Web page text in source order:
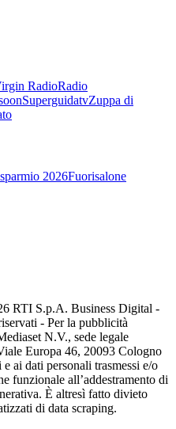
RadioRadio
SuperguidatvZuppa di
2026Fuorisalone
RTI S.p.A. Business Digital -
- Per la pubblicità
N.V., sede legale
Europa 46, 20093 Cologno
ai dati personali trasmessi e/o
funzionale all’addestramento di
È altresì fatto divieto
di data scraping.